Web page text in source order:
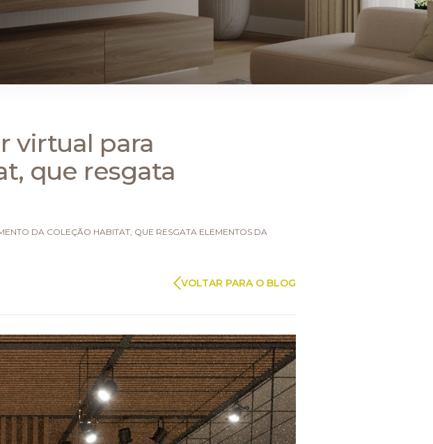
ARAUCO FLORESTAL
virtual para
que resgata
DA COLEÇÃO HABITAT, QUE RESGATA ELEMENTOS DA
VOLTAR PARA O BLOG